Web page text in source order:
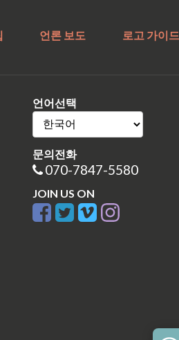
언론 보도 로고 가이드
언어선택
문의전화
070-7847-5580
JOIN US ON